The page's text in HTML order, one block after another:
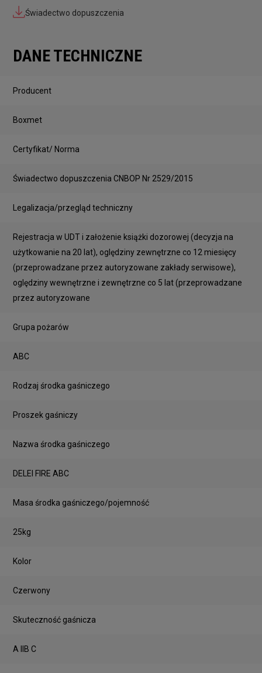
Świadectwo dopuszczenia
DANE TECHNICZNE
Producent
Boxmet
Certyfikat/ Norma
Świadectwo dopuszczenia CNBOP Nr 2529/2015
Legalizacja/przegląd techniczny
Rejestracja w UDT i założenie książki dozorowej (decyzja na
użytkowanie na 20 lat), oględziny zewnętrzne co 12 miesięcy
(przeprowadzane przez autoryzowane zakłady serwisowe),
oględziny wewnętrzne i zewnętrzne co 5 lat (przeprowadzane
przez autoryzowane
Grupa pożarów
ABC
Rodzaj środka gaśniczego
Proszek gaśniczy
Nazwa środka gaśniczego
DELEI FIRE ABC
Masa środka gaśniczego/pojemność
25kg
Kolor
Czerwony
Skuteczność gaśnicza
A IIB C